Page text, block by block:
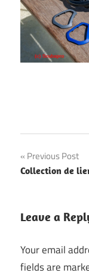
Post
Previous Post
Collection de
Leave a
Your email
fields are